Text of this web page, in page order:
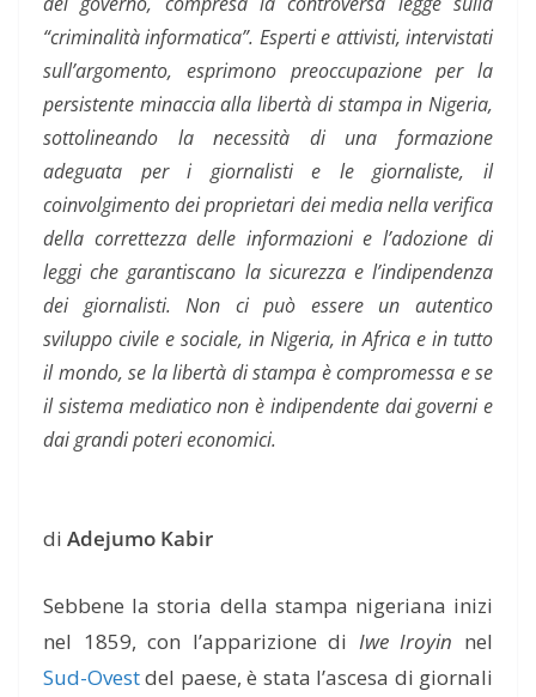
“criminalità informatica”. Esperti e attivisti, intervistati
sull’argomento, esprimono preoccupazione per la
persistente minaccia alla libertà di stampa in Nigeria,
sottolineando la necessità di una formazione
adeguata per i giornalisti e le giornaliste, il
coinvolgimento dei proprietari dei media nella verifica
della correttezza delle informazioni e l’adozione di
leggi che garantiscano la sicurezza e l’indipendenza
dei giornalisti. Non ci può essere un autentico
sviluppo civile e sociale, in Nigeria, in Africa e in tutto
il mondo, se la libertà di stampa è compromessa e se
il sistema mediatico non è indipendente dai governi e
dai grandi poteri economici.
di Adejumo Kabir
Sebbene la storia della stampa nigeriana inizi
nel 1859, con l’apparizione di Iwe Iroyin nel
Sud-Ovestdel paese, è stata l’ascesa di giornali